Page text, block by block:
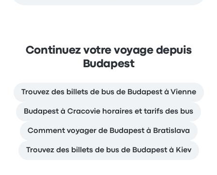
Continuez votre voyage depuis
Budapest
Trouvez des billets de bus de Budapest à Vienne
Budapest à Cracovie horaires et tarifs des bus
Comment voyager de Budapest à Bratislava
Trouvez des billets de bus de Budapest à Kiev